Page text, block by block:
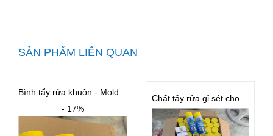
SẢN PHẨM LIÊN QUAN
- 17%